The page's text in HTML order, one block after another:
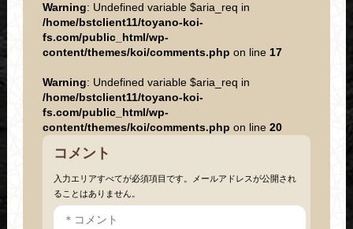
Warning: Undefined variable $aria_req in
/home/bstclient11/toyano-koi-
fs.com/public_html/wp-
content/themes/koi/comments.php on line 17
Warning: Undefined variable $aria_req in
/home/bstclient11/toyano-koi-
fs.com/public_html/wp-
content/themes/koi/comments.php on line 20
コメント
入力エリアすべてが必須項目です。メールアドレスが公開され
ることはありません。